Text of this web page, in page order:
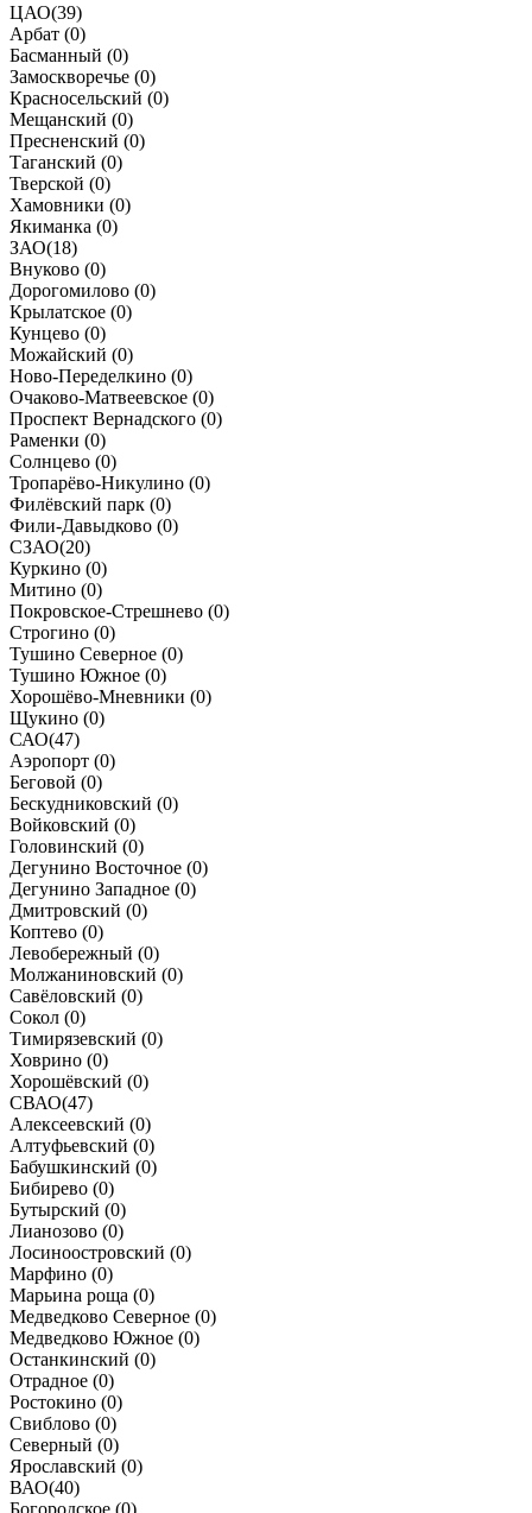
ЦАО(39)
Арбат (0)
Басманный (0)
Замоскворечье (0)
Красносельский (0)
Мещанский (0)
Пресненский (0)
Таганский (0)
Тверской (0)
Хамовники (0)
Якиманка (0)
ЗАО(18)
Внуково (0)
Дорогомилово (0)
Крылатское (0)
Кунцево (0)
Можайский (0)
Ново-Переделкино (0)
Очаково-Матвеевское (0)
Проспект Вернадского (0)
Раменки (0)
Солнцево (0)
Тропарёво-Никулино (0)
Филёвский парк (0)
Фили-Давыдково (0)
СЗАО(20)
Куркино (0)
Митино (0)
Покровское-Стрешнево (0)
Строгино (0)
Тушино Северное (0)
Тушино Южное (0)
Хорошёво-Мневники (0)
Щукино (0)
САО(47)
Аэропорт (0)
Беговой (0)
Бескудниковский (0)
Войковский (0)
Головинский (0)
Дегунино Восточное (0)
Дегунино Западное (0)
Дмитровский (0)
Коптево (0)
Левобережный (0)
Молжаниновский (0)
Савёловский (0)
Сокол (0)
Тимирязевский (0)
Ховрино (0)
Хорошёвский (0)
СВАО(47)
Алексеевский (0)
Алтуфьевский (0)
Бабушкинский (0)
Бибирево (0)
Бутырский (0)
Лианозово (0)
Лосиноостровский (0)
Марфино (0)
Марьина роща (0)
Медведково Северное (0)
Медведково Южное (0)
Останкинский (0)
Отрадное (0)
Ростокино (0)
Свиблово (0)
Северный (0)
Ярославский (0)
ВАО(40)
Богородское (0)